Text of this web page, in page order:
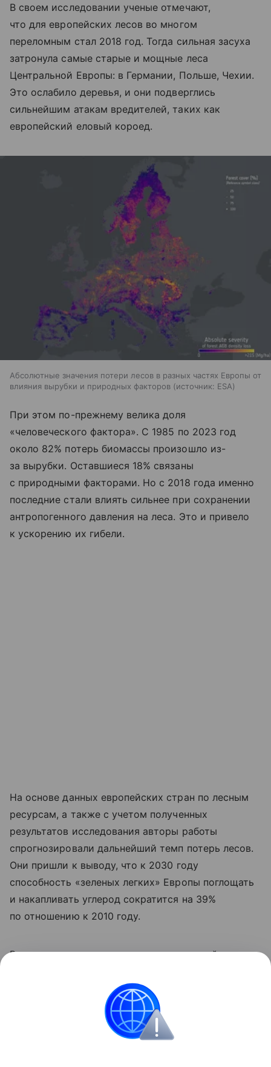
В своем исследовании ученые отмечают,
что для европейских лесов во многом
переломным стал 2018 год. Тогда сильная засуха
затронула самые старые и мощные леса
Центральной Европы: в Германии, Польше, Чехии.
Это ослабило деревья, и они подверглись
сильнейшим атакам вредителей, таких как
европейский еловый короед.
Абсолютные значения потери лесов в разных частях Европы от
влияния вырубки и природных факторов
источник: ESA
При этом по-прежнему велика доля
«человеческого фактора». С 1985 по 2023 год
около 82% потерь биомассы произошло из-
за вырубки. Оставшиеся 18% связаны
с природными факторами. Но с 2018 года именно
последние стали влиять сильнее при сохранении
антропогенного давления на леса. Это и привело
к ускорению их гибели.
На основе данных европейских стран по лесным
ресурсам, а также с учетом полученных
результатов исследования авторы работы
спрогнозировали дальнейший темп потерь лесов.
Они пришли к выводу, что к 2030 году
способность «зеленых легких» Европы поглощать
и накапливать углерод сократится на 39%
по отношению к 2010 году.
Ранее мырассказывали, как окаменевший лес